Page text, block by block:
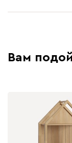
Вам